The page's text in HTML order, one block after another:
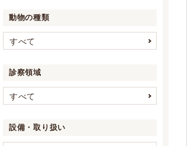
動物の種類
すべて
診察領域
すべて
設備・取り扱い